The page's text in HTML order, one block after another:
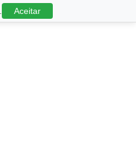
Aceitar